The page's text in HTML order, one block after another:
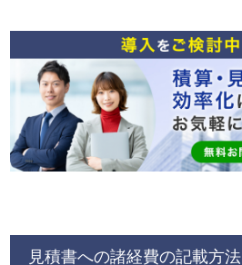
見積書への諸経費の記載方法